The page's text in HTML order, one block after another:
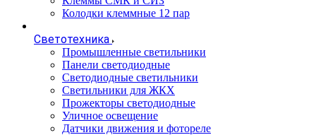
Колодки клеммные 12 пар
Светотехника
Промышленные светильники
Панели светодиодные
Светодиодные светильники
Светильники для ЖКХ
Прожекторы светодиодные
Уличное освещение
Датчики движения и фотореле